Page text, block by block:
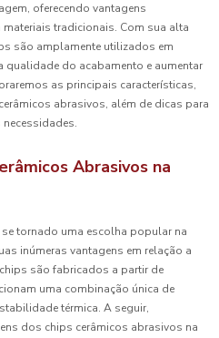
oferecendo vantagens
tradicionais. Com sua alta
são amplamente utilizados em
qualidade do acabamento e aumentar
as principais características,
abrasivos, além de dicas para
Abrasivos na
tornado uma escolha popular na
inúmeras vantagens em relação a
são fabricados a partir de
uma combinação única de
térmica. A seguir,
dos chips cerâmicos abrasivos na